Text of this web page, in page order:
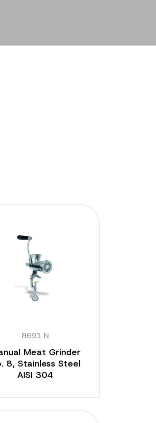
8691 N
Meat Grinder
8, Stainless Steel
AISI 304